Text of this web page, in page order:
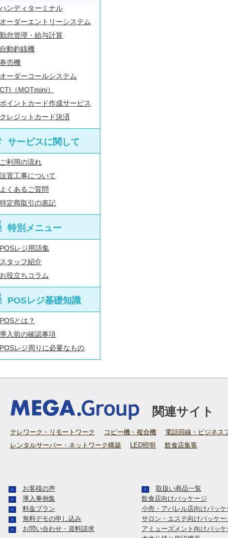
ハンディターミナル
オーダーエントリーシステム
勤怠管理・給与計算
自動釣銭機
券売機
オーダーコールシステム
CTI（MOTmini）
ポイントカード作成サービス
クレジットカード決済
サービスに関して
ご利用の流れ
設置工事について
よくあるご質問
特定商取引の表記
特別メニュー
POSレジ用語集
スタッフ紹介
お役立ちコラム
POSレジ基礎知識
POSとは？
導入前の確認事項
POSレジ周りに必要なもの
関連サイト
テレワーク・リモートワーク コピー機・複合機 電話回線・ビジネス
レンタルサーバー・ネットワーク構築
LED照明 飲食店集客
> お客様の声
> 導入事例集
> 料金プラン
> 無料デモの申し込み
> お問い合わせ・資料請求
>
取扱い商品一覧
飲食店向けパッケージ
小売・アパレル店向けパッケ
サロン・エステ向けパッケー
アミューズメント向けパッケ